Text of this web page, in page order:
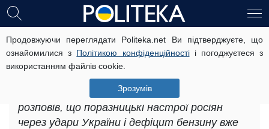
Продовжуючи переглядати Politeka.net Ви підтверджуєте, що
ознайомилися з Політикою конфіденційностіі погоджуєтеся з
використанням файлів cookie.
Зрозумів
Все горить, путін теж незрозуміло
де, - експерт про паніку на
московській біржі
Політтехнолог Михайло Шейтельман
розповів, що поразницькі настрої росіян
через удари України і дефіцит бензину вже